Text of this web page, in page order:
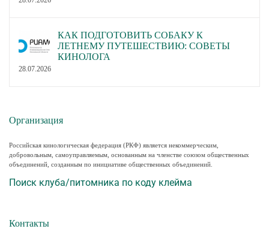
КАК ПОДГОТОВИТЬ СОБАКУ К
ЛЕТНЕМУ ПУТЕШЕСТВИЮ: СОВЕТЫ
КИНОЛОГА
28.07.2026
Организация
Российская кинологическая федерация (РКФ) является некоммерческим,
добровольным, самоуправляемым, основанным на членстве союзом общественных
объединений, созданным по инициативе общественных объединений.
Поиск клуба/питомника по коду клейма
Контакты